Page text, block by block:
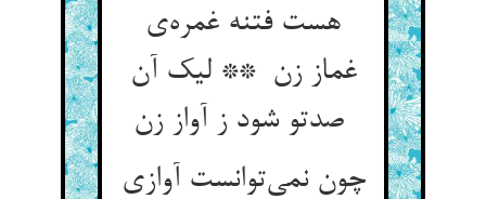
هست فتنه غمره‌ی
غماز زن ** لیک آن
چون نمی‌توانست آوازی